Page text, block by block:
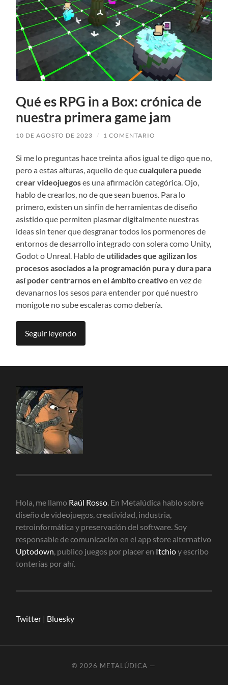
Qué es RPG in a Box: crónica de
nuestra primera game jam
10 DE AGOSTO DE 2023 / 1 COMENTARIO
Si me lo preguntas hace treinta años igual te digo que no,
pero a estas alturas, aquello de quecualquiera puede
crear videojuegoses una afirmación categórica. Ojo,
hablo de crearlos, no de que sean buenos. Para lo
primero, existen un sinfín de herramientas de diseño
asistido que permiten plasmar digitalmente nuestras
ideas sin tener que desgranar todos los pormenores de
entornos de desarrollo integrado con solera como Unity,
Godot o Unreal. Hablo de utilidades que agilizan los
procesos asociados a la programación pura y dura para
así poder centrarnos en el ámbito creativoen vez de
devanarnos los sesos para entender por qué nuestro
monigote no sube escaleras como debería.
Seguir leyendo
Hola, me llamo Raúl Rosso. En Metalúdica hablo sobre
diseño de videojuegos, creatividad, industria,
retroinformática y preservación del software. Soy
responsable de comunicación en el app store alternativo
Uptodown, publico juegos por placer en Itchioy escribo
tonterías por ahí.
Twitter | Bluesky
© 2026 METALÚDICA —